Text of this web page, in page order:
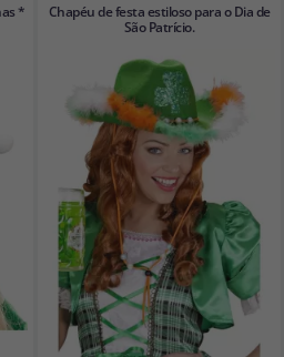
*
Chapéu de festa estiloso para o Dia de
São Patrício.